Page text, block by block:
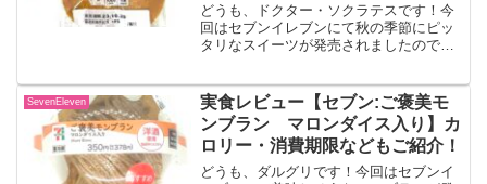
どうも、ドクター・ソクラテスです！今
回はセブンイレブンにて秋の季節にピッ
タリなスイーツが発売されましたので、
イップクリームを組み合わせたパンケー
キです。出典:セブンイレ...
SevenEleven
実食レビュー【セブン:ご褒美モ
ンブラン マロンダイス入り】カ
ロリー・消費期限などもご紹介！
どうも、ダルグリです！今回はセブンイ